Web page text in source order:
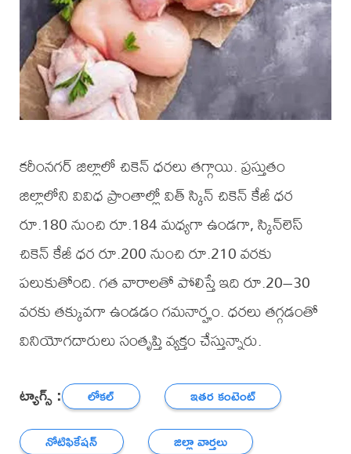
కరీంనగర్ జిల్లాలో చికెన్ ధరలు తగ్గాయి. ప్రస్తుతం
జిల్లాలోని వివిధ ప్రాంతాల్లో విత్ స్కిన్ చికెన్ కేజీ ధర
రూ.180 నుంచి రూ.184 మధ్యగా ఉండగా, స్కిన్‌లెస్
చికెన్ కేజీ ధర రూ.200 నుంచి రూ.210 వరకు
పలుకుతోంది. గత వారాలతో పోలిస్తే ఇది రూ.20–30
వరకు తక్కువగా ఉండడం గమనార్హం. ధరలు తగ్గడంతో
వినియోగదారులు సంతృప్తి వ్యక్తం చేస్తున్నారు.
ట్యాగ్స్ : లోకల్
ఇతర కంటెంట్
నోటిఫికేషన్
జిల్లా వార్తలు